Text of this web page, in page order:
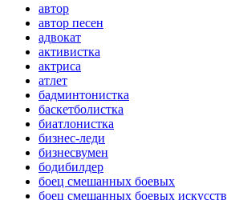
автор
автор песен
адвокат
активистка
актриса
атлет
бадминтонистка
баскетболистка
биатлонистка
бизнес-леди
бизнесвумен
бодибилдер
боец смешанных боевых
боец смешанных боевых искусств